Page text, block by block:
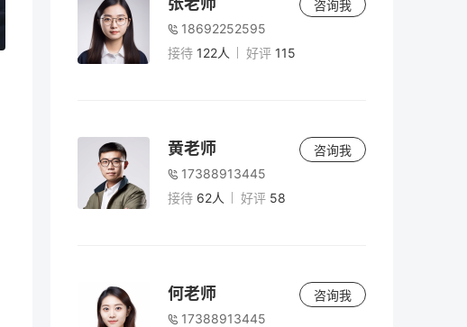
18692252595
接待 122人 好评 115
咨询我
黄老师
17388913445
接待 62人 好评 58
咨询我
何老师
17388913445
咨询我